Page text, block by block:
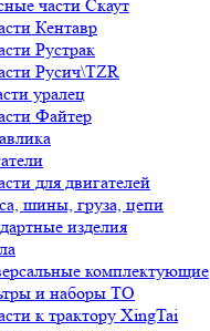
части Скаут
Кентавр
Рустрак
Русич\TZR
уралец
Файтер
для двигателей
шины, груза, цепи
изделия
комплектующие
и наборы ТО
к трактору XingTai